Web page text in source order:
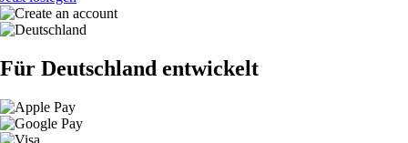
Für Deutschland entwickelt